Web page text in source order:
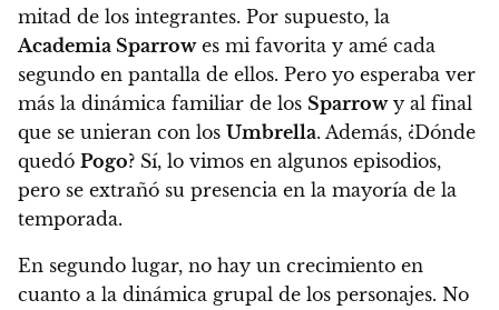
mitad de los integrantes. Por supuesto, la
Academia Sparrowes mi favorita y amé cada
segundo en pantalla de ellos. Pero yo esperaba ver
más la dinámica familiar de los Sparrowy al final
que se unieran con los Umbrella. Además, ¿Dónde
quedó Pogo? Sí, lo vimos en algunos episodios,
pero se extrañó su presencia en la mayoría de la
temporada.
En segundo lugar, no hay un crecimiento en
cuanto a la dinámica grupal de los personajes. No